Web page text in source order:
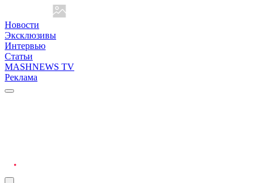
Новости
Эксклюзивы
Интервью
Статьи
MASHNEWS TV
Реклама